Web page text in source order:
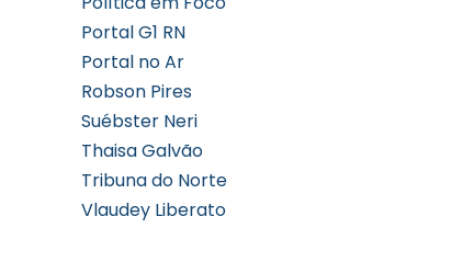
Portal G1 RN
Portal no Ar
Robson Pires
Suébster Neri
Thaisa Galvão
Tribuna do Norte
Vlaudey Liberato